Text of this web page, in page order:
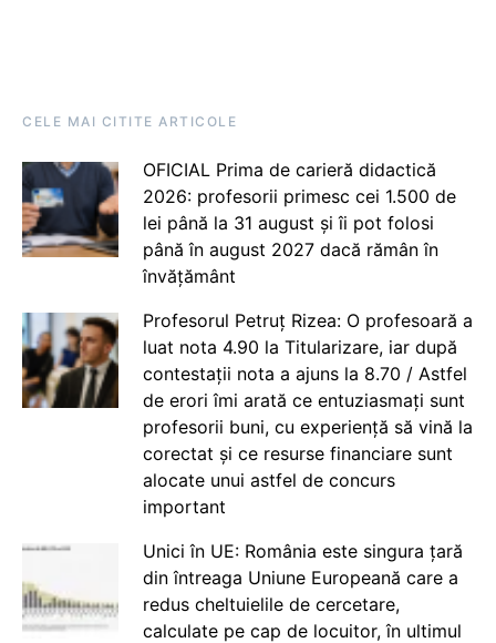
CELE MAI CITITE ARTICOLE
OFICIAL Prima de carieră didactică
2026: profesorii primesc cei 1.500 de
lei până la 31 august și îi pot folosi
până în august 2027 dacă rămân în
învățământ
Profesorul Petruț Rizea: O profesoară a
luat nota 4.90 la Titularizare, iar după
contestații nota a ajuns la 8.70 / Astfel
de erori îmi arată ce entuziasmați sunt
profesorii buni, cu experiență să vină la
corectat și ce resurse financiare sunt
alocate unui astfel de concurs
important
Unici în UE: România este singura țară
din întreaga Uniune Europeană care a
redus cheltuielile de cercetare,
calculate pe cap de locuitor, în ultimul